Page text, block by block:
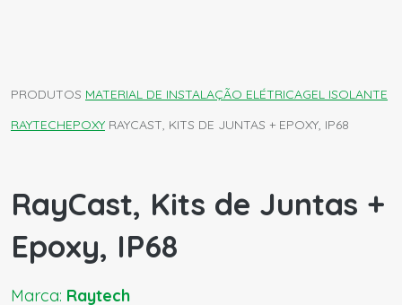
PRODUTOS MATERIAL DE INSTALAÇÃO ELÉTRICAGEL ISOLANTE
RAYTECHEPOXY RAYCAST, KITS DE JUNTAS + EPOXY, IP68
RayCast, Kits de Juntas +
Epoxy, IP68
Marca: Raytech